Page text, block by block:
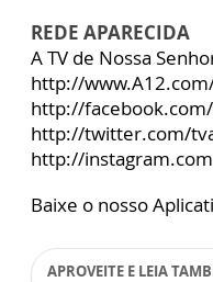
REDE APARECIDA
A TV de Nossa
http://
http://
http://twitter.com/
http://
Baixe o nosso
APROVEITE E LEIA